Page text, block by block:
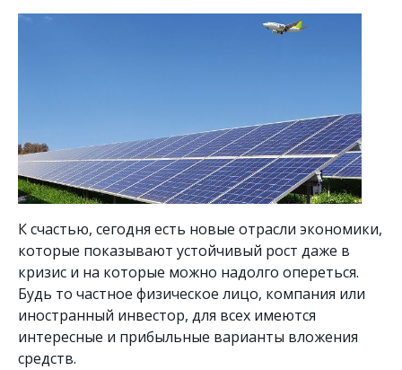
К счастью, сегодня есть новые отрасли экономики,
которые показывают устойчивый рост даже в
кризис и на которые можно надолго опереться.
Будь то частное физическое лицо, компания или
иностранный инвестор, для всех имеются
интересные и прибыльные варианты вложения
средств.